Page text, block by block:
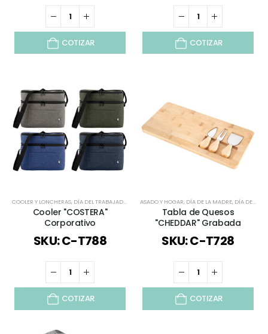
COTIZAR COTIZAR
COOLER Y LONCHERAS, DÍA DEL TRABAJADOR ESPECIAL DÍA DEL MINERO, ESPECIAL DÍA DEL
Cooler "COSTERA"
Corporativo
SKU: C-T788
COTIZAR
ASADO Y HOGAR, DÍA DE LA MADRE, DÍA DEL TRABAJADOR
Tabla de Quesos
"CHEDDAR" Grabada
SKU: C-T728
COTIZAR